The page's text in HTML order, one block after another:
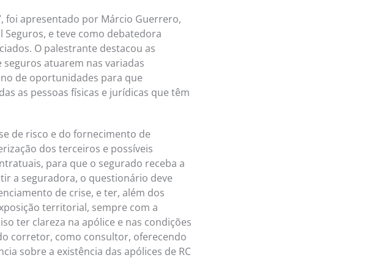
foi apresentado por Márcio Guerrero,
Seguros, e teve como debatedora
O palestrante destacou as
atuarem nas variadas
de oportunidades para que
as pessoas físicas e jurídicas que têm
de risco e do fornecimento de
dos terceiros e possíveis
para que o segurado receba a
a seguradora, o questionário deve
de crise, e ter, além dos
territorial, sempre com a
ter clareza na apólice e nas condições
corretor, como consultor, oferecendo
sobre a existência das apólices de RC